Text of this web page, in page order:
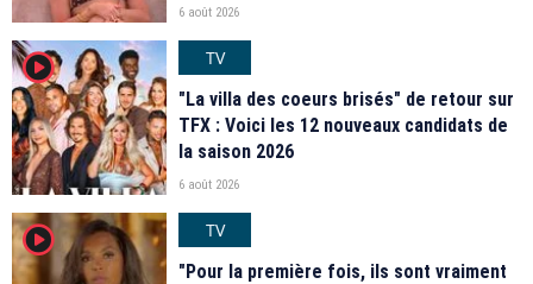
6 août 2026
player2
TV
"La villa des coeurs brisés" de retour sur
TFX : Voici les 12 nouveaux candidats de
la saison 2026
6 août 2026
player2
TV
"Pour la première fois, ils sont vraiment